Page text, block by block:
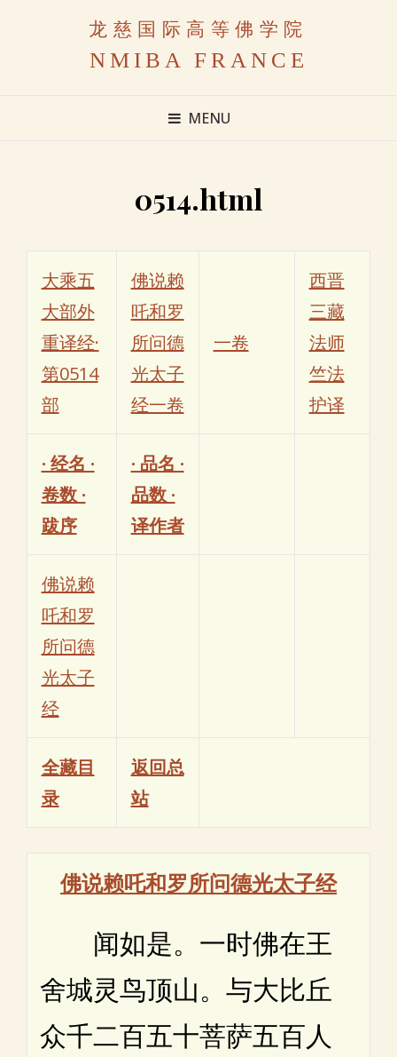
龙慈国际高等佛学院
NMIBA FRANCE
MENU
0514.html
大乘五
大部外
重译经·
第0514
部
佛说赖
吒和罗
所问德
光太子
经一卷
一卷
西晋
三藏
法师
竺法
护译
· 经名 ·
卷数 ·
跋序
· 品名 ·
品数 ·
译作者
佛说赖
吒和罗
所问德
光太子
经
全藏目
录
返回总
站
佛说赖吒和罗所问德光太子经
闻如是。一时佛在王
舍城灵鸟顶山。与大比丘
众千二百五十菩萨五百人